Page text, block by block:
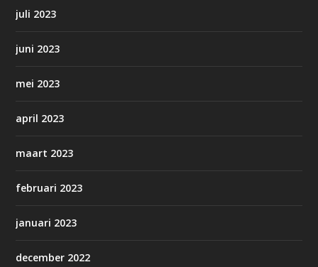
juli 2023
juni 2023
mei 2023
april 2023
maart 2023
februari 2023
januari 2023
december 2022